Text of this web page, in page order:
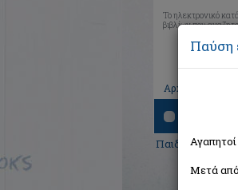
Το ηλεκτρονικό
βιβλίων που
Αρχική
Παιδικά -
Παύση
Μετά